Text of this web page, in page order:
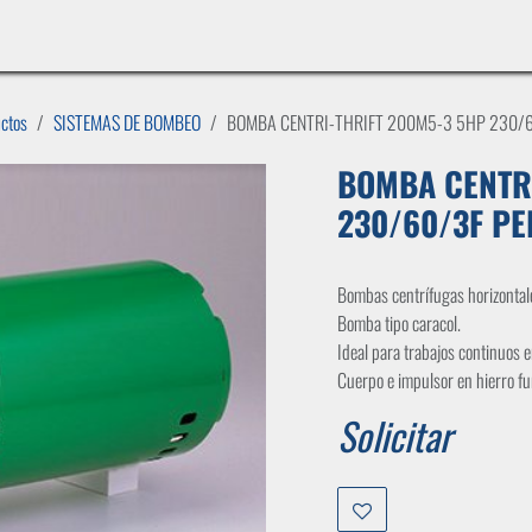
SISTEMAS DE BOMBEO BOMBA CENTRI-THRIFT 200M5-3 5HP 230/
BOMBA
230/60/3F
Bombas centrífugas
Bomba tipo caracol.
Ideal para trabajos continuos
Cuerpo e impulsor en hierro
Solicitar